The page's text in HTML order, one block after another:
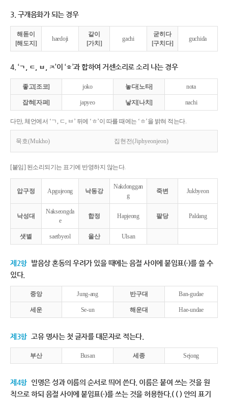
3. 구개음화가 되는 경우
해돋이
[해도지]
haedoji
같이
[가치]
gachi
굳히다
[구치다]
guchida
4. ‘ㄱ, ㄷ, ㅂ, ㅈ’이 ‘ㅎ’과 합하여 거센소리로 소리 나는 경우
좋고[조코] joko 놓다[노타] nota
잡혀[자펴] japyeo 낳지[나치] nachi
다만, 체언에서 ‘ㄱ, ㄷ, ㅂ’ 뒤에 ‘ㅎ’이 따를 때에는 ‘ㅎ’을 밝혀 적는다.
묵호(Mukho) 집현전(Jiphyeonjeon)
[붙임] 된소리되기는 표기에 반영하지 않는다.
압구정 Apgujeong 낙동강
Nakdonggan
g
죽변 Jukbyeon
낙성대
Nakseongda
e
합정 Hapjeong 팔당 Paldang
샛별 saetbyeol 울산 Ulsan
제2항 발음상 혼동의 우려가 있을 때에는 음절 사이에 붙임표(-)를 쓸 수
있다.
중앙 Jung-ang 반구대 Ban-gudae
세운 Se-un 해운대 Hae-undae
제3항 고유 명사는 첫 글자를 대문자로 적는다.
부산 Busan 세종 Sejong
제4항 인명은 성과 이름의 순서로 띄어 쓴다. 이름은 붙여 쓰는 것을 원
칙으로 하되 음절 사이에 붙임표(-)를 쓰는 것을 허용한다.( ( ) 안의 표기